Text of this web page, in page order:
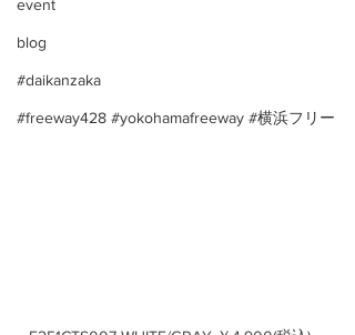
event
blog
#daikanzaka
#freeway428 #yokohamafreeway #横浜フリー